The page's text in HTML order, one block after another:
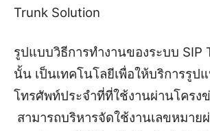
Trunk Solution
รูปแบบวิธีการทำงานของระบบ SIP
นั้น เป็นเทคโนโลยีเพื่อให้บริการรูป
โทรศัพท์ประจำที่ที่ใช้งานผ่านโครง
สามารถบริหารจัดใช้งานเลขหมาย